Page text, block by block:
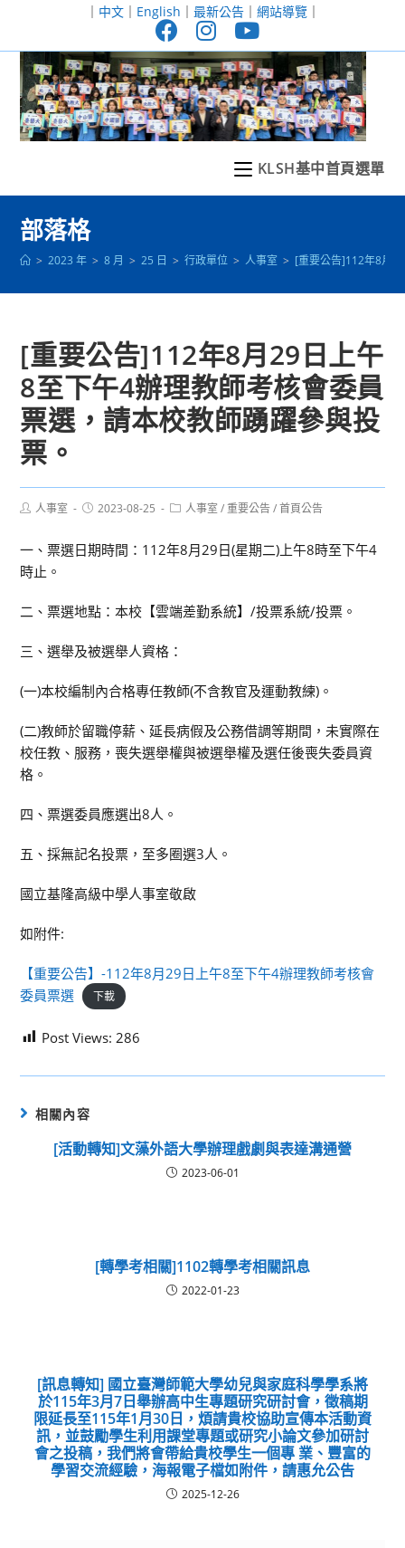
至
｜ 中文｜ English ｜ 最新公告｜ 網站導覽｜
KLSH基中首頁選單
部落格
> 2023 年 > 8 月 > 25 日 > 行政單位 > 人事室 > [重要公告]112年8月
[重要公告]112年8月29日上午
8至下午4辦理教師考核會委員
票選，請本校教師踴躍參與投
票。
Post人事室
Post2023-08-25
Post人事室 / 重要公告 / 首頁公告
一、票選日期時間：112年8月29日(星期二)上午8時至下午4
時止。
二、票選地點：本校【雲端差勤系統】/投票系統/投票。
三、選舉及被選舉人資格：
(一)本校編制內合格專任教師(不含教官及運動教練)。
(二)教師於留職停薪、延長病假及公務借調等期間，未實際在
校任教、服務，喪失選舉權與被選舉權及選任後喪失委員資
格。
四、票選委員應選出8人。
五、採無記名投票，至多圈選3人。
國立基隆高級中學人事室敬啟
如附件:
【重要公告】-112年8月29日上午8至下午4辦理教師考核會
委員票選
下載
Post Views: 286
相關內容
[活動轉知]文藻外語大學辦理戲劇與表達溝通營
2023-06-01
[轉學考相關]1102轉學考相關訊息
2022-01-23
[訊息轉知] 國立臺灣師範大學幼兒與家庭科學學系將
於115年3月7日舉辦高中生專題研究研討會，徵稿期
限延長至115年1月30日，煩請貴校協助宣傳本活動資
訊，並鼓勵學生利用課堂專題或研究小論文參加研討
會之投稿，我們將會帶給貴校學生一個專 業、豐富的
學習交流經驗，海報電子檔如附件，請惠允公告
2025-12-26